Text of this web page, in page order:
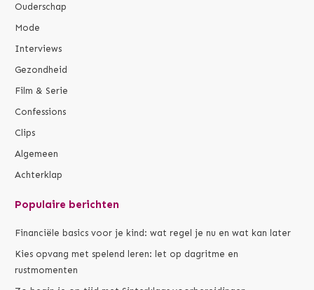
Ouderschap
Mode
Interviews
Gezondheid
Film & Serie
Confessions
Clips
Algemeen
Achterklap
Populaire berichten
Financiële basics voor je kind: wat regel je nu en wat kan later
Kies opvang met spelend leren: let op dagritme en
rustmomenten